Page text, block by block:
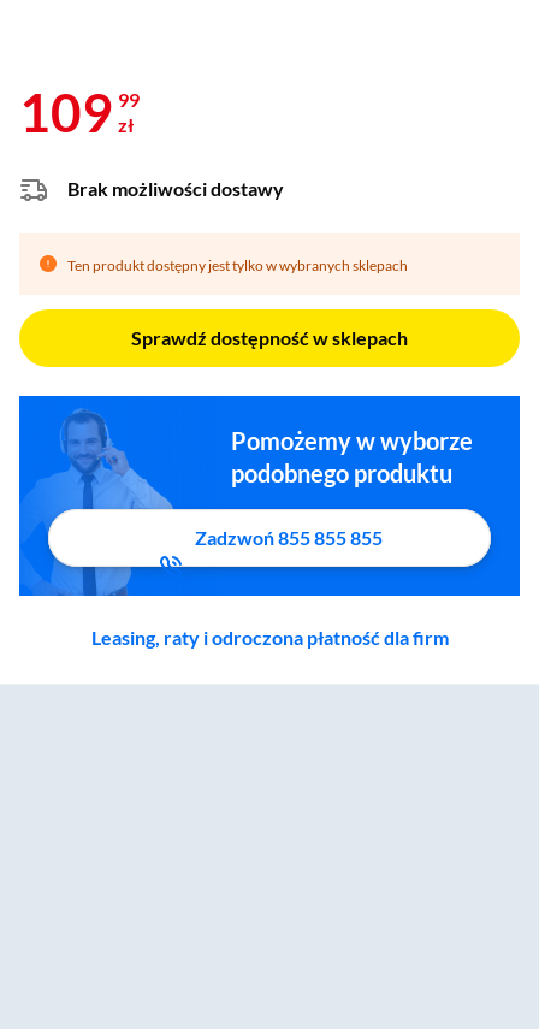
109 99
zł
Brak możliwości dostawy
Ten produkt dostępny jest tylko w wybranych sklepach
Sprawdź dostępność w sklepach
Pomożemy w wyborze
podobnego produktu
Zadzwoń 855 855 855
Leasing, raty i odroczona płatność dla firm